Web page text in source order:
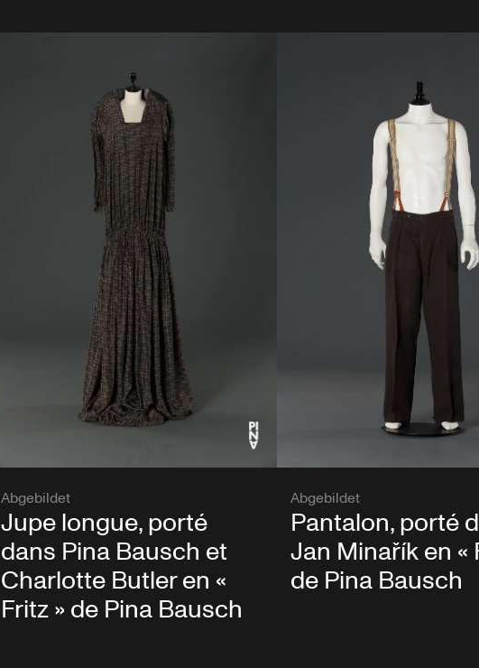
Abgebildet
Jupe longue, porté
dans Pina Bausch et
Charlotte Butler en «
Fritz » de Pina Bausch
Abgebildet
Pantalon, porté
Jan Minařík en «
de Pina Bausch